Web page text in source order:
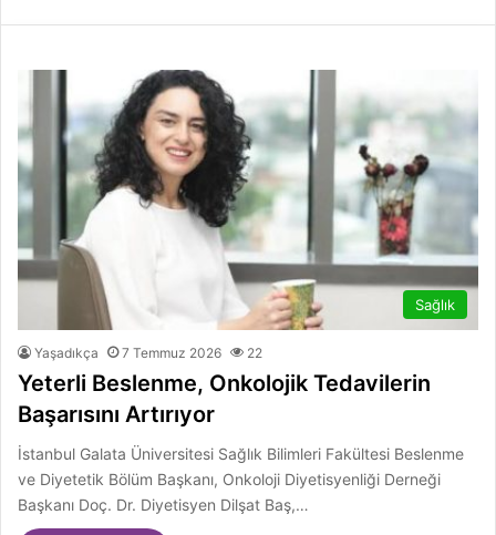
Sağlık
Yaşadıkça 7 Temmuz 2026 22
Yeterli Beslenme, Onkolojik Tedavilerin
Başarısını Artırıyor
İstanbul Galata Üniversitesi Sağlık Bilimleri Fakültesi Beslenme
ve Diyetetik Bölüm Başkanı, Onkoloji Diyetisyenliği Derneği
Başkanı Doç. Dr. Diyetisyen Dilşat Baş,…